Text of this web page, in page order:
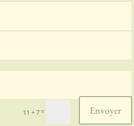
11 + 7= Envoyer